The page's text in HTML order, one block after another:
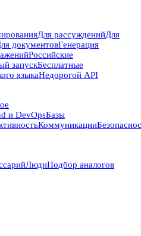
Для рассужденийДля
документовГенерация
Российские
запускБесплатные
языкаНедорогой API
и DevOpsБазы
Коммуникации
ЛюдиПодбор аналогов